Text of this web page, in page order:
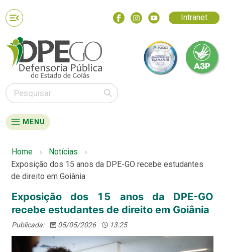
Intranet
MENU
Home
Notícias
Exposição dos 15 anos da DPE-GO recebe estudantes
de direito em Goiânia
Exposição dos 15 anos da DPE-GO
recebe estudantes de direito em Goiânia
Publicada: 05/05/2026 13:25